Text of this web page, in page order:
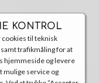
KONTROL
cookies til teknisk
trafikmåling for at
hjemmeside og levere
mulige service og